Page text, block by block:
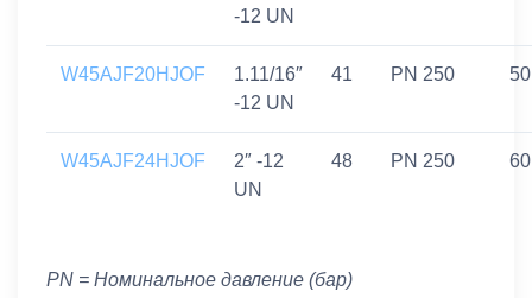
-12 UN
W45AJF20HJOF
1.11/16″
-12 UN
41 PN 250 50
W45AJF24HJOF
2″ -12
UN
48 PN 250 60
PN = Номинальное давление (бар)